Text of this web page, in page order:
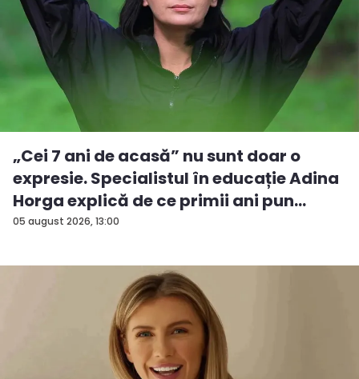
05 august 2026, 13:00
„Cei 7 ani de acasă” nu sunt doar o
expresie. Specialistul în educație Adina
Horga explică de ce primii ani pun
baze...